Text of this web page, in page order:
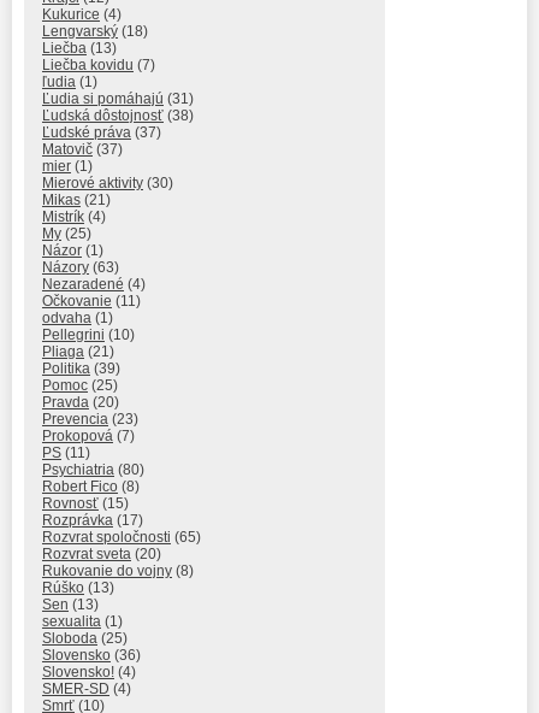
Kukurice (4)
Lengvarský (18)
Liečba (13)
Liečba kovidu (7)
ľudia (1)
Ľudia si pomáhajú (31)
Ľudská dôstojnosť (38)
Ľudské práva (37)
Matovič (37)
mier (1)
Mierové aktivity (30)
Mikas (21)
Mistrík (4)
My (25)
Názor (1)
Názory (63)
Nezaradené (4)
Očkovanie (11)
odvaha (1)
Pellegrini (10)
Pliaga (21)
Politika (39)
Pomoc (25)
Pravda (20)
Prevencia (23)
Prokopová (7)
PS (11)
Psychiatria (80)
Robert Fico (8)
Rovnosť (15)
Rozprávka (17)
Rozvrat spoločnosti (65)
Rozvrat sveta (20)
Rukovanie do vojny (8)
Rúško (13)
Sen (13)
sexualita (1)
Sloboda (25)
Slovensko (36)
Slovensko! (4)
SMER-SD (4)
Smrť (10)